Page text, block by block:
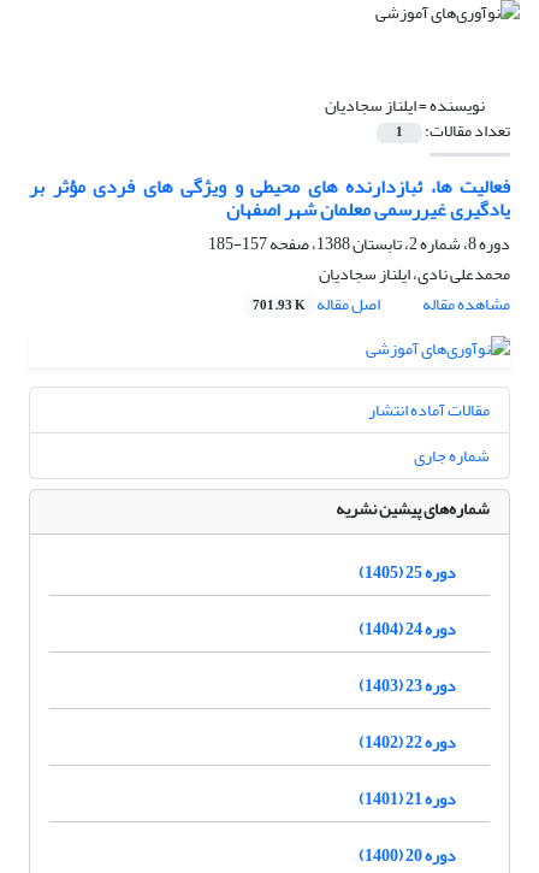
نویسنده =ایلناز سجادیان
تعداد مقالات: 1
فعالیت ها، ئبازدارنده های محیطی و ویژگی های فردی مؤثر بر
یادگیری غیررسمی معلمان شهر اصفهان
دوره 8، شماره 2، تابستان 1388، صفحه
157-185
محمدعلی نادی، ایلناز سجادیان
مشاهده مقاله
اصل مقاله 701.93 K
مقالات آماده انتشار
شماره جاری
شماره‌های پیشین نشریه
دوره 25 (1405)
دوره 24 (1404)
دوره 23 (1403)
دوره 22 (1402)
دوره 21 (1401)
دوره 20 (1400)